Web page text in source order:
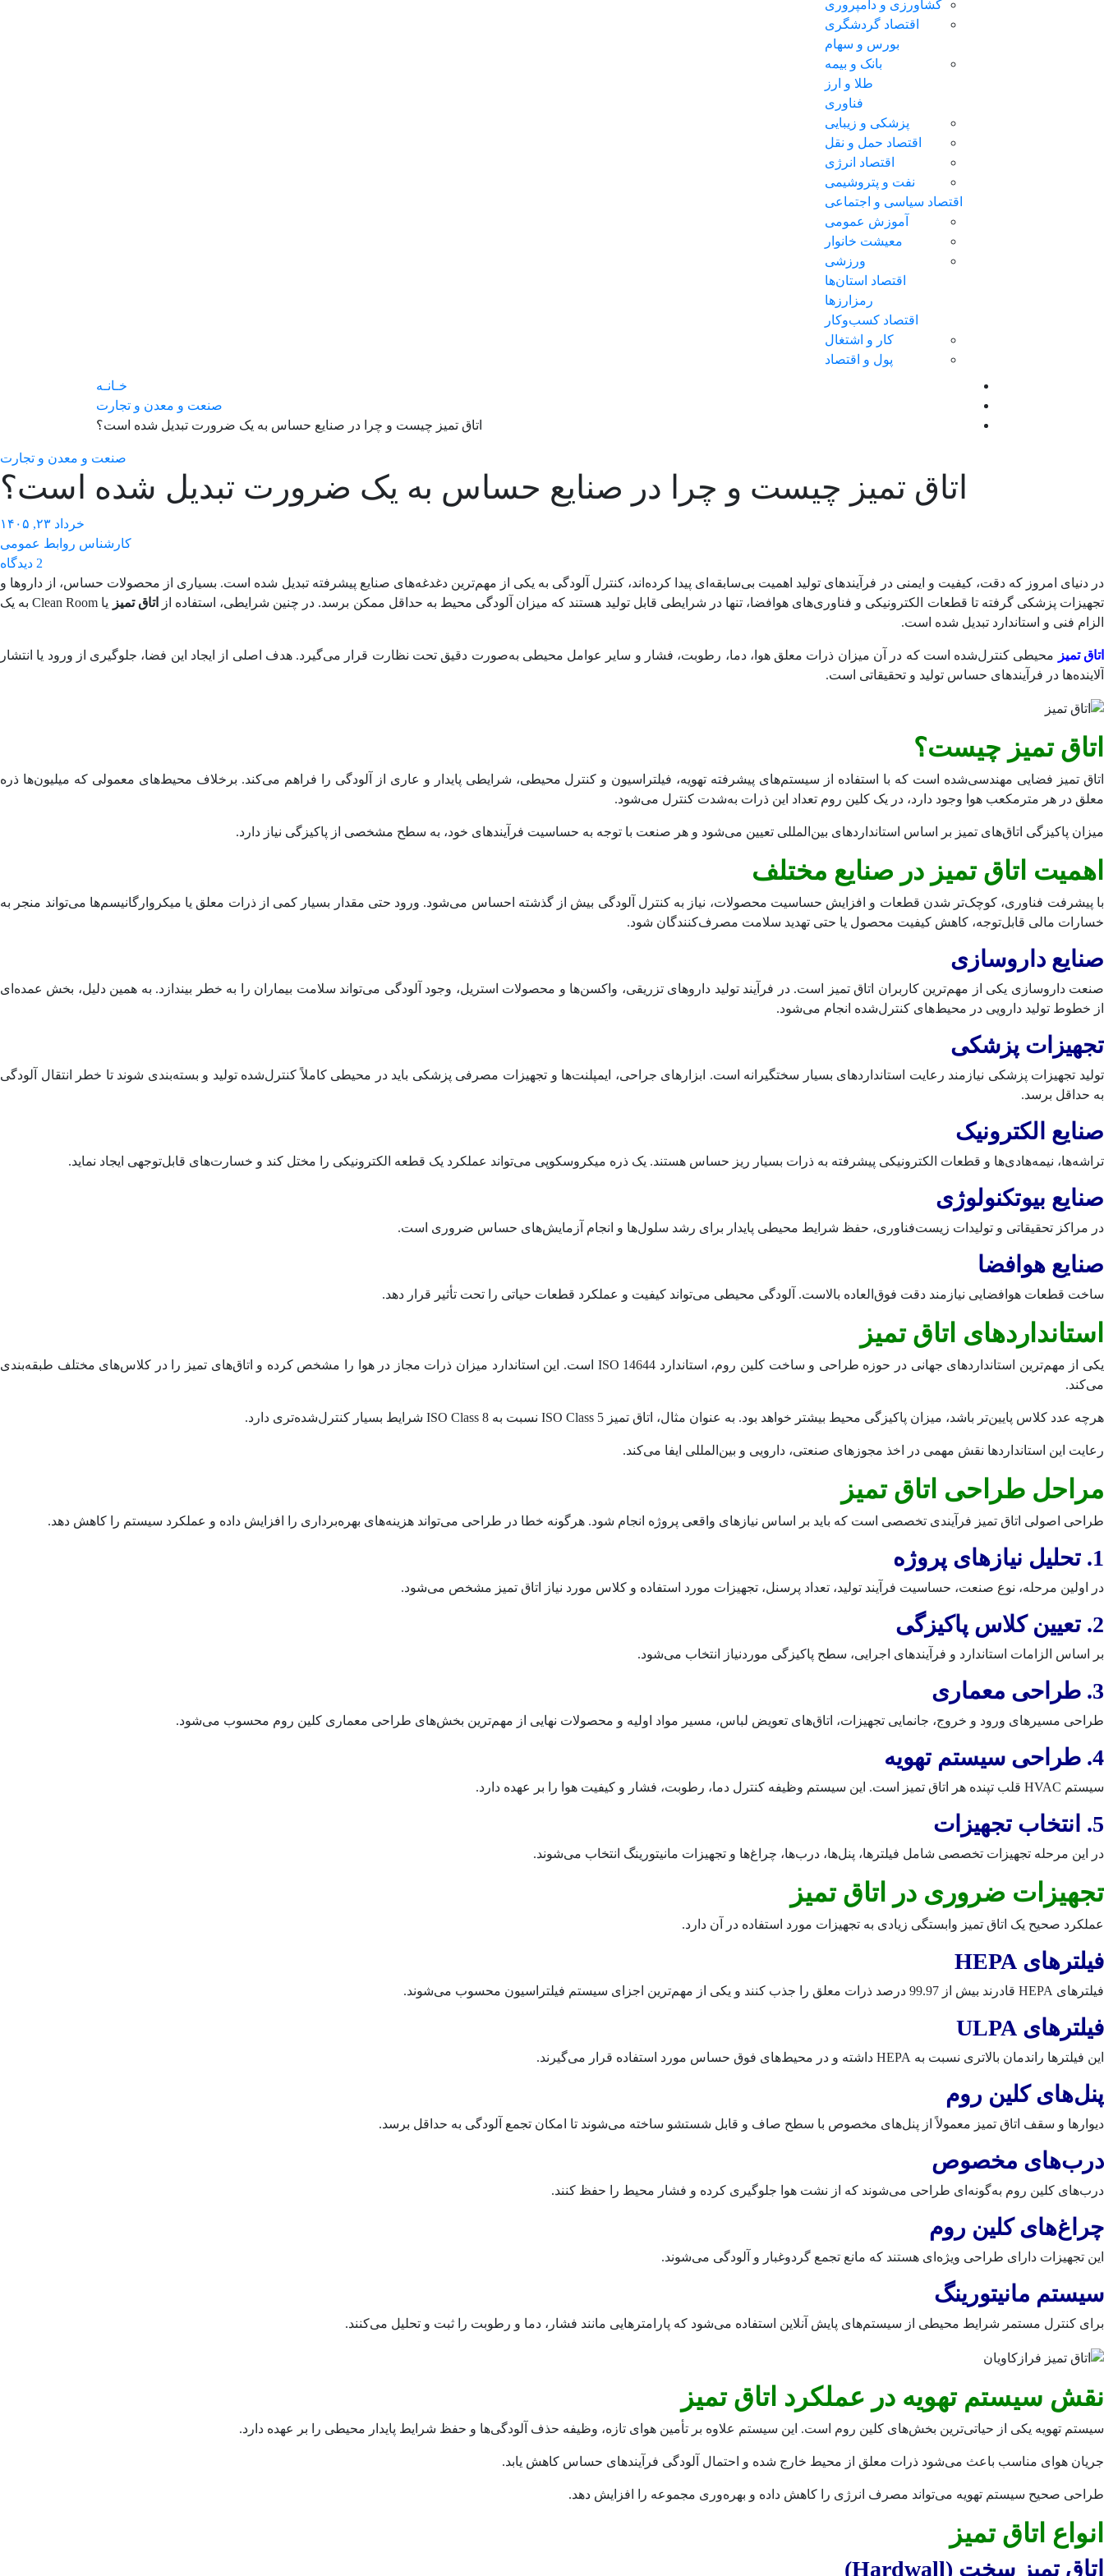
کشاورزی و دامپروری
اقتصاد گردشگری
بورس و سهام
بانک و بیمه
طلا و ارز
فناوری
پزشکی و زیبایی
اقتصاد حمل و نقل
اقتصاد انرژی
نفت و پتروشیمی
اقتصاد سیاسی و اجتماعی
آموزش عمومی
معیشت خانوار
ورزشی
اقتصاد استان‌ها
رمزارزها
اقتصاد کسب‌و‌کار
کار و اشتغال
پول و اقتصاد
خـانـه
صنعت و معدن و تجارت
اتاق تمیز چیست و چرا در صنایع حساس به یک ضرورت تبدیل شده است؟
صنعت و معدن و تجارت
اتاق تمیز چیست و چرا در صنایع حساس به یک ضرورت تبدیل شده است؟
خرداد ۲۳, ۱۴۰۵
کارشناس روابط عمومی
2 دیدگاه
در دنیای امروز که دقت، کیفیت و ایمنی در فرآیندهای تولید اهمیت بی‌سابقه‌ای پیدا کرده‌اند، کنترل آلودگی به یکی از مهم‌ترین دغدغه‌های صنایع پیشرفته تبدیل شده است. بسیاری از محصولات حساس، از داروها و
تجهیزات پزشکی گرفته تا قطعات الکترونیکی و فناوری‌های هوافضا، تنها در شرایطی قابل تولید هستند که میزان آلودگی محیط به حداقل ممکن برسد. در چنین شرایطی، استفاده از
اتاق تمیز
یا Clean Room به یک
الزام فنی و استاندارد تبدیل شده است.
اتاق تمیز محیطی کنترل‌شده است که در آن میزان ذرات معلق هوا، دما، رطوبت، فشار و سایر عوامل محیطی به‌صورت دقیق تحت نظارت قرار می‌گیرد. هدف اصلی از ایجاد این فضا، جلوگیری از ورود یا انتشار
آلاینده‌ها در فرآیندهای حساس تولید و تحقیقاتی است.
اتاق تمیز چیست؟
اتاق تمیز فضایی مهندسی‌شده است که با استفاده از سیستم‌های پیشرفته تهویه، فیلتراسیون و کنترل محیطی، شرایطی پایدار و عاری از آلودگی را فراهم می‌کند. برخلاف محیط‌های معمولی که میلیون‌ها ذره
معلق در هر مترمکعب هوا وجود دارد، در یک کلین روم تعداد این ذرات به‌شدت کنترل می‌شود.
میزان پاکیزگی اتاق‌های تمیز بر اساس استانداردهای بین‌المللی تعیین می‌شود و هر صنعت با توجه به حساسیت فرآیندهای خود، به سطح مشخصی از پاکیزگی نیاز دارد.
اهمیت اتاق تمیز در صنایع مختلف
با پیشرفت فناوری، کوچک‌تر شدن قطعات و افزایش حساسیت محصولات، نیاز به کنترل آلودگی بیش از گذشته احساس می‌شود. ورود حتی مقدار بسیار کمی از ذرات معلق یا میکروارگانیسم‌ها می‌تواند منجر به
خسارات مالی قابل‌توجه، کاهش کیفیت محصول یا حتی تهدید سلامت مصرف‌کنندگان شود.
صنایع داروسازی
صنعت داروسازی یکی از مهم‌ترین کاربران اتاق تمیز است. در فرآیند تولید داروهای تزریقی، واکسن‌ها و محصولات استریل، وجود آلودگی می‌تواند سلامت بیماران را به خطر بیندازد. به همین دلیل، بخش عمده‌ای
از خطوط تولید دارویی در محیط‌های کنترل‌شده انجام می‌شود.
تجهیزات پزشکی
تولید تجهیزات پزشکی نیازمند رعایت استانداردهای بسیار سختگیرانه است. ابزارهای جراحی، ایمپلنت‌ها و تجهیزات مصرفی پزشکی باید در محیطی کاملاً کنترل‌شده تولید و بسته‌بندی شوند تا خطر انتقال آلودگی
به حداقل برسد.
صنایع الکترونیک
تراشه‌ها، نیمه‌هادی‌ها و قطعات الکترونیکی پیشرفته به ذرات بسیار ریز حساس هستند. یک ذره میکروسکوپی می‌تواند عملکرد یک قطعه الکترونیکی را مختل کند و خسارت‌های قابل‌توجهی ایجاد نماید.
صنایع بیوتکنولوژی
در مراکز تحقیقاتی و تولیدات زیست‌فناوری، حفظ شرایط محیطی پایدار برای رشد سلول‌ها و انجام آزمایش‌های حساس ضروری است.
صنایع هوافضا
ساخت قطعات هوافضایی نیازمند دقت فوق‌العاده بالاست. آلودگی محیطی می‌تواند کیفیت و عملکرد قطعات حیاتی را تحت تأثیر قرار دهد.
استانداردهای اتاق تمیز
یکی از مهم‌ترین استانداردهای جهانی در حوزه طراحی و ساخت کلین روم، استاندارد ISO 14644 است. این استاندارد میزان ذرات مجاز در هوا را مشخص کرده و اتاق‌های تمیز را در کلاس‌های مختلف طبقه‌بندی
می‌کند.
هرچه عدد کلاس پایین‌تر باشد، میزان پاکیزگی محیط بیشتر خواهد بود. به عنوان مثال، اتاق تمیز ISO Class 5 نسبت به ISO Class 8 شرایط بسیار کنترل‌شده‌تری دارد.
رعایت این استانداردها نقش مهمی در اخذ مجوزهای صنعتی، دارویی و بین‌المللی ایفا می‌کند.
مراحل طراحی اتاق تمیز
طراحی اصولی اتاق تمیز فرآیندی تخصصی است که باید بر اساس نیازهای واقعی پروژه انجام شود. هرگونه خطا در طراحی می‌تواند هزینه‌های بهره‌برداری را افزایش داده و عملکرد سیستم را کاهش دهد.
1. تحلیل نیازهای پروژه
در اولین مرحله، نوع صنعت، حساسیت فرآیند تولید، تعداد پرسنل، تجهیزات مورد استفاده و کلاس مورد نیاز اتاق تمیز مشخص می‌شود.
2. تعیین کلاس پاکیزگی
بر اساس الزامات استاندارد و فرآیندهای اجرایی، سطح پاکیزگی موردنیاز انتخاب می‌شود.
3. طراحی معماری
طراحی مسیرهای ورود و خروج، جانمایی تجهیزات، اتاق‌های تعویض لباس، مسیر مواد اولیه و محصولات نهایی از مهم‌ترین بخش‌های طراحی معماری کلین روم محسوب می‌شود.
4. طراحی سیستم تهویه
سیستم HVAC قلب تپنده هر اتاق تمیز است. این سیستم وظیفه کنترل دما، رطوبت، فشار و کیفیت هوا را بر عهده دارد.
5. انتخاب تجهیزات
در این مرحله تجهیزات تخصصی شامل فیلترها، پنل‌ها، درب‌ها، چراغ‌ها و تجهیزات مانیتورینگ انتخاب می‌شوند.
تجهیزات ضروری در اتاق تمیز
عملکرد صحیح یک اتاق تمیز وابستگی زیادی به تجهیزات مورد استفاده در آن دارد.
فیلترهای HEPA
فیلترهای HEPA قادرند بیش از 99.97 درصد ذرات معلق را جذب کنند و یکی از مهم‌ترین اجزای سیستم فیلتراسیون محسوب می‌شوند.
فیلترهای ULPA
این فیلترها راندمان بالاتری نسبت به HEPA داشته و در محیط‌های فوق حساس مورد استفاده قرار می‌گیرند.
پنل‌های کلین روم
دیوارها و سقف اتاق تمیز معمولاً از پنل‌های مخصوص با سطح صاف و قابل شستشو ساخته می‌شوند تا امکان تجمع آلودگی به حداقل برسد.
درب‌های مخصوص
درب‌های کلین روم به‌گونه‌ای طراحی می‌شوند که از نشت هوا جلوگیری کرده و فشار محیط را حفظ کنند.
چراغ‌های کلین روم
این تجهیزات دارای طراحی ویژه‌ای هستند که مانع تجمع گردوغبار و آلودگی می‌شوند.
سیستم مانیتورینگ
برای کنترل مستمر شرایط محیطی از سیستم‌های پایش آنلاین استفاده می‌شود که پارامترهایی مانند فشار، دما و رطوبت را ثبت و تحلیل می‌کنند.
نقش سیستم تهویه در عملکرد اتاق تمیز
سیستم تهویه یکی از حیاتی‌ترین بخش‌های کلین روم است. این سیستم علاوه بر تأمین هوای تازه، وظیفه حذف آلودگی‌ها و حفظ شرایط پایدار محیطی را بر عهده دارد.
جریان هوای مناسب باعث می‌شود ذرات معلق از محیط خارج شده و احتمال آلودگی فرآیندهای حساس کاهش یابد.
طراحی صحیح سیستم تهویه می‌تواند مصرف انرژی را کاهش داده و بهره‌وری مجموعه را افزایش دهد.
انواع اتاق تمیز
اتاق تمیز سخت (Hardwall)